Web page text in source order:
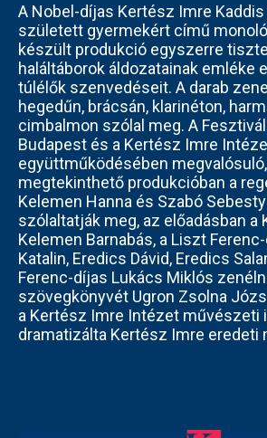
A Nobel-díjas Kertész Imre
született gyermekért című
készült produkció egyszerre
haláltáborok áldozatainak emléke
túlélők szenvedéseit. A darab
hegedűn, brácsán, klarinéton,
cimbalmon szólal meg. A
Budapest és a Kertész Imre
együttműködésében
megtekinthető produkcióban a
Kelemen Hanna és Szabó
szólaltatják meg, az előadásban a
Kelemen Barnabás, a Liszt
Katalin, Eredics Dávid, Eredics
Ferenc-díjas Lukács Miklós
szövegkönyvét Ugron Zsolna
a Kertész Imre Intézet művészeti
dramatizálta Kertész Imre eredeti